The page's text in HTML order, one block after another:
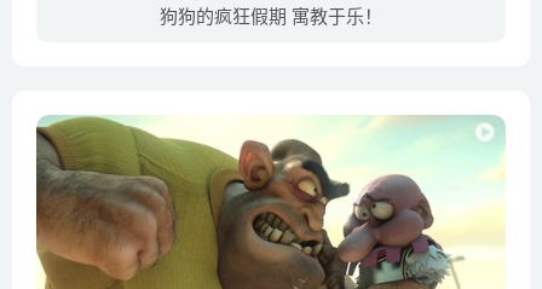
狗狗的疯狂假期 寓教于乐！